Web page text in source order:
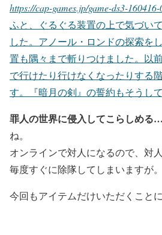
https://cap-games.jp/game-ds3-
ふと、ぐるぐる装置の上で気づい
した。アノール・ロンドの探索を
置も隅々まで斬りつけました。以
で行けたり行けなくなったりする
す。『暗月の剣』の誓約もそうし
罪人の世界に侵入してこらしめる…
ね。
オンラインで対人になるので、対
毎度すぐに除隊してしまいますが。
今回もアイテムだけいただくことに